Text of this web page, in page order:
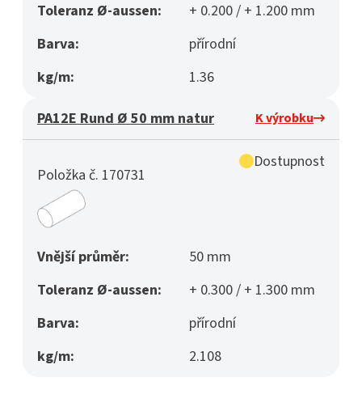
Toleranz Ø-aussen:
+ 0.200 / + 1.200 mm
Barva:
přírodní
kg/m:
1.36
PA12E Rund Ø 50 mm natur K výrobku
Položka č. 170731
Dostupnost
Vnější průměr:
50 mm
Toleranz Ø-aussen:
+ 0.300 / + 1.300 mm
Barva:
přírodní
kg/m:
2.108